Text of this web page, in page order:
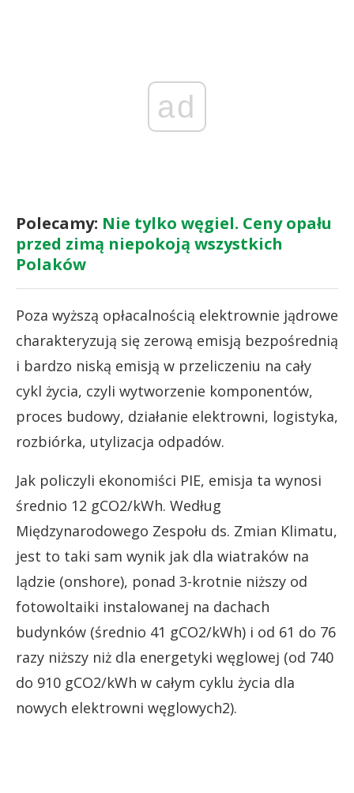
ad
Polecamy: Nie tylko węgiel. Ceny opału
przed zimą niepokoją wszystkich
Polaków
Poza wyższą opłacalnością elektrownie jądrowe
charakteryzują się zerową emisją bezpośrednią
i bardzo niską emisją w przeliczeniu na cały
cykl życia, czyli wytworzenie komponentów,
proces budowy, działanie elektrowni, logistyka,
rozbiórka, utylizacja odpadów.
Jak policzyli ekonomiści PIE, emisja ta wynosi
średnio 12 gCO2/kWh. Według
Międzynarodowego Zespołu ds. Zmian Klimatu,
jest to taki sam wynik jak dla wiatraków na
lądzie (onshore), ponad 3-krotnie niższy od
fotowoltaiki instalowanej na dachach
budynków (średnio 41 gCO2/kWh) i od 61 do 76
razy niższy niż dla energetyki węglowej (od 740
do 910 gCO2/kWh w całym cyklu życia dla
nowych elektrowni węglowych2).